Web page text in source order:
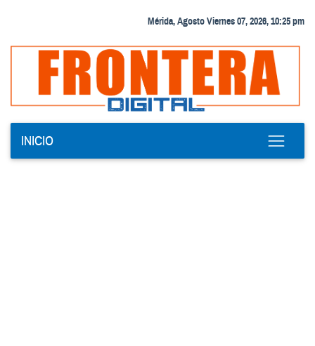
Mérida, Agosto Viernes 07, 2026, 10:25 pm
INICIO